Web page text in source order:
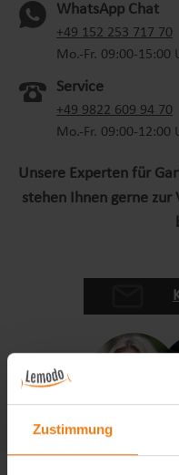
Zustimmung
WhatsApp Chat
+49 152 253 717 70
Mo.-Fr. 09:00-15:00
Service
+49 9822 609 94 70
Mo.-Fr. 09:00-12:00
Unsere Experten für
stehen Ihnen gerne zur